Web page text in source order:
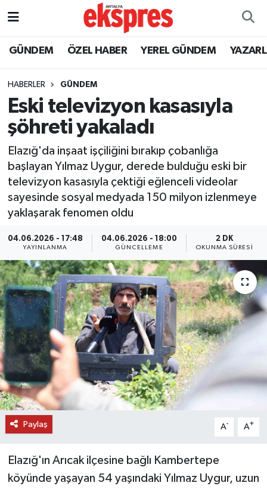
GÜNDEM ÖZEL HABER YEREL GÜNDEM
HABERLER GÜNDEM
Eski televizyon kasasıyla
şöhreti yakaladı
Elazığ'da inşaat işçiliğini bırakıp çobanlığa
başlayan Yılmaz Uygur, derede bulduğu eski bir
televizyon kasasıyla çektiği eğlenceli videolar
sayesinde sosyal medyada 150 milyon izlenmeye
yaklaşarak fenomen oldu
04.06.2026 - 17:48
YAYINLANMA
04.06.2026 - 18:00
GÜNCELLEME
2 DK
OKUNMA SÜRESI
Paylaş A- A+
Elazığ'ın Arıcak ilçesine bağlı Kambertepe
köyünde yaşayan 54 yaşındaki Yılmaz Uygur, uzun
ÖZEL HABER
YEREL GÜNDEM
EKONOMİ
KÜLTÜR - SANAT
SPOR
SAĞLIK
DÜNYA
EĞİTİM
TURİZM
RÖPORTAJ
VİDEO HABERLER
Nöbetçi Eczaneler
Trafik Durumu
Süper Lig Puan Durumu ve Fikstür
Tüm Manşetler
Son Dakika Haberleri